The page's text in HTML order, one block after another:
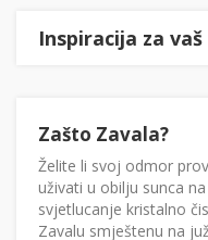
Inspiracija za
Zašto Zavala?
Želite li svoj odmor
uživati u obilju sunca
svjetlucanje kristalno
Zavalu smještenu na